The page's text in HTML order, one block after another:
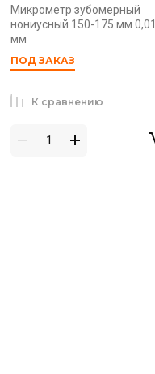
Микрометр зубомерный
нониусный 150-175 мм 0,01
мм
ПОД ЗАКАЗ
К сравнению